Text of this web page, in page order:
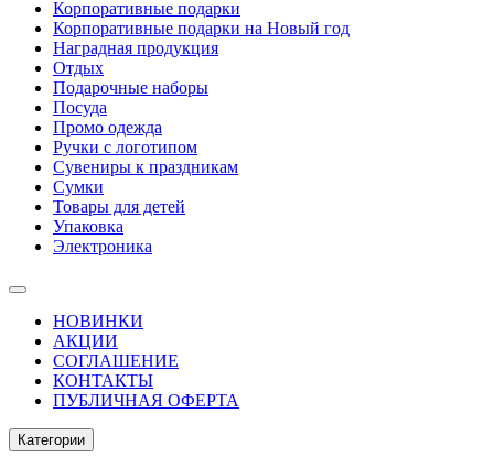
Корпоративные подарки
Корпоративные подарки на Новый год
Наградная продукция
Отдых
Подарочные наборы
Посуда
Промо одежда
Ручки с логотипом
Сувениры к праздникам
Сумки
Товары для детей
Упаковка
Электроника
НОВИНКИ
АКЦИИ
СОГЛАШЕНИЕ
КОНТАКТЫ
ПУБЛИЧНАЯ ОФЕРТА
Категории